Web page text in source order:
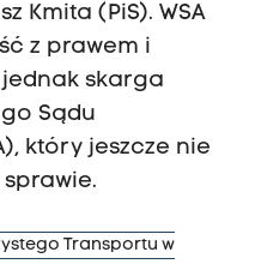
Kmita (PiS). WSA
z prawem i
jednak skarga
Sądu
który jeszcze nie
Transportu w